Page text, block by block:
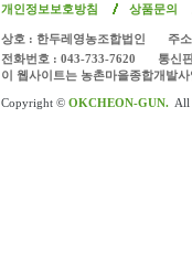
개인정보보호방침 상품문의
상호 : 한두레영농조합법인
주
전화번호 : 043-733-7620
통신
이 웹사이트는 농촌마을종합개발
Copyright © OKCHEON-GUN. All